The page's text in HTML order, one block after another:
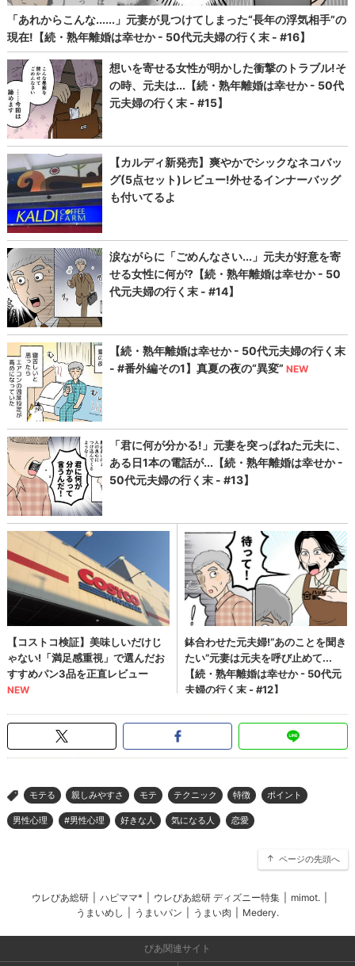
> モテる 親しみやすさ モテ テクニック 特徴 ポイント
男性心理 #男性心理 好きな人 気になる人 恋愛
ページの先頭へ
ウレぴあ総研 ハピママ* ウレぴあ総研 ディズニー特集 mimot.
うまいめし
うまいパン うまい肉 Medery.
ぴあ関連サイト